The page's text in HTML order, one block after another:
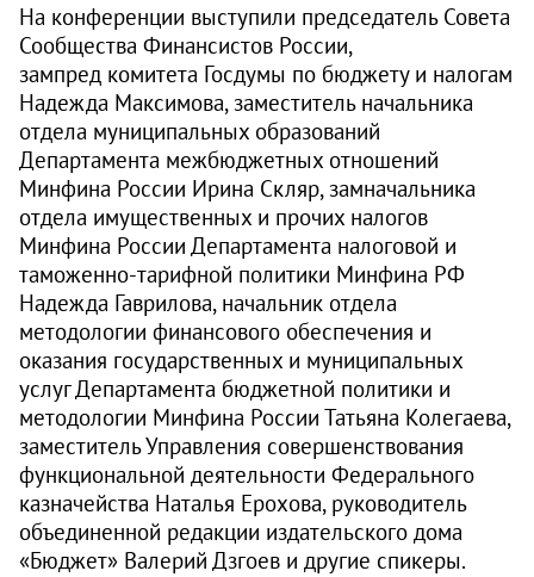
На конференции выступили председатель Совета
Сообщества Финансистов России,
зампред комитета Госдумы по бюджету и налогам
Надежда Максимова, заместитель начальника
отдела муниципальных образований
Департамента межбюджетных отношений
Минфина России Ирина Скляр, замначальника
отдела имущественных и прочих налогов
Минфина России Департамента налоговой и
таможенно-тарифной политики Минфина РФ
Надежда Гаврилова, начальник отдела
методологии финансового обеспечения и
оказания государственных и муниципальных
услуг Департамента бюджетной политики и
методологии Минфина России Татьяна Колегаева,
заместитель Управления совершенствования
функциональной деятельности Федерального
казначейства Наталья Ерохова, руководитель
объединенной редакции издательского дома
«Бюджет» Валерий Дзгоев и другие спикеры.